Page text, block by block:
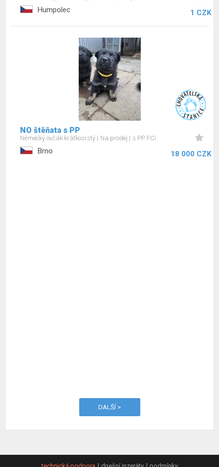
Humpolec 1 CZK
NO štěňata s PP
Německý ovčák krátkosrstý Na prodej s PP FCI
Brno 18 000 CZK
DALŠÍ >